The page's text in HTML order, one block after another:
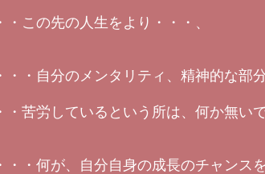
・この先の人生をより・・・、
・・自分のメンタリティ、精神的な部
・苦労しているという所は、何か無い
・・何が、自分自身の成長のチャンス